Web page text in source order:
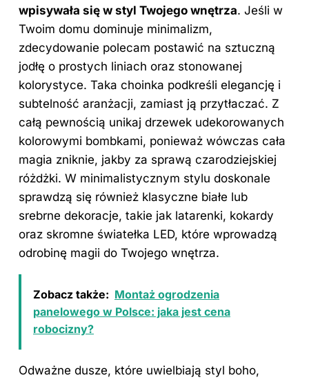
wpisywała się w styl Twojego wnętrza. Jeśli w
Twoim domu dominuje minimalizm,
zdecydowanie polecam postawić na sztuczną
jodłę o prostych liniach oraz stonowanej
kolorystyce. Taka choinka podkreśli elegancję i
subtelność aranżacji, zamiast ją przytłaczać. Z
całą pewnością unikaj drzewek udekorowanych
kolorowymi bombkami, ponieważ wówczas cała
magia zniknie, jakby za sprawą czarodziejskiej
różdżki. W minimalistycznym stylu doskonale
sprawdzą się również klasyczne białe lub
srebrne dekoracje, takie jak latarenki, kokardy
oraz skromne światełka LED, które wprowadzą
odrobinę magii do Twojego wnętrza.
Zobacz także: Montaż ogrodzenia
panelowego w Polsce: jaka jest cena
robocizny?
Odważne dusze, które uwielbiają styl boho,